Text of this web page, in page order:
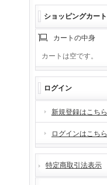
ショッピングカート
カートの中身
カートは空です。
ログイン
新規登録はこちら
ログインはこちら
特定商取引法表示